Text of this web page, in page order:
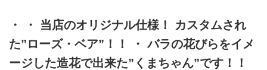
・ ・ 当店のオリジナル仕様！ カスタムされ
た”ローズ・ベア”！！ ・ バラの花びらをイメ
ージした造花で出来た”くまちゃん”です！！